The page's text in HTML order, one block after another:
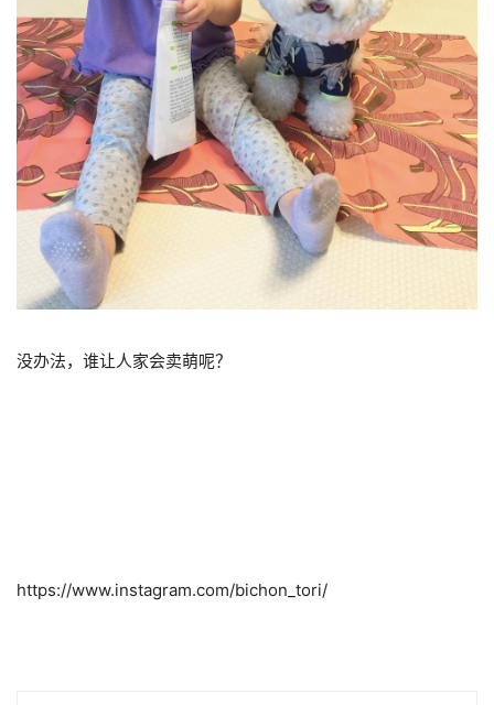
没办法，谁让人家会卖萌呢？
https://www.instagram.com/bichon_tori/